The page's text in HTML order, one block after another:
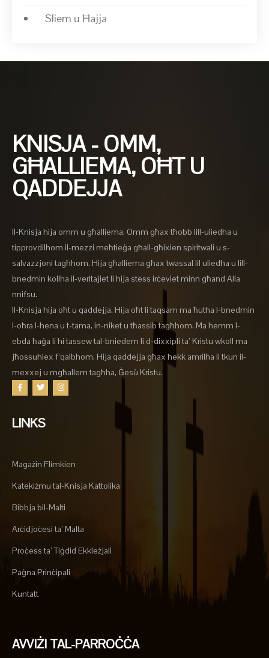
Sliem u Ħajja
KNISJA - OMM,
GĦALLIEMA, OĦT U
QADDEJJA
Il-Knisja hija omm u għalliema. Omm għax tħobb lill-uliedha u
tipprovdilhom il-mezzi meħtieġa għall-għixien spiritwali u s-
salvazzjoni tagħhom. Hija għalliema għax twassal lil uliedha u lill-
bnedmin kollha il-veritajiet li hija stess irċeviet minn għand Alla
nnifsu.
Il-Knisja hija oħt u qaddejja. Hija oħt li taqsam ma ħutha l-bnedmin
l-oħra l-hena u t-tama, in-niket u tħassib tagħhom. Ma hemm l-
ebda ħaġa li hi tassew tal-bniedem li d-dixxipli ta’ Kristu wkoll ma
jħossuhiex f’qalbhom. Hija qaddejja għax hekk amrilha li tkun il-
mexxej u mgħallem tagħha, Ġesù Kristu.
LINKS
Magażin Flimkien
Katekiżmu tal-Knisja Kattolika
Bibbja bil-Malti
Arċidjoċesi ta’ Malta
Proċess ta’ Tiġdid Ekkleżjali
Paġna Prinċipali
Kuntatt
AVVIŻI TAL-PARROĊĊA